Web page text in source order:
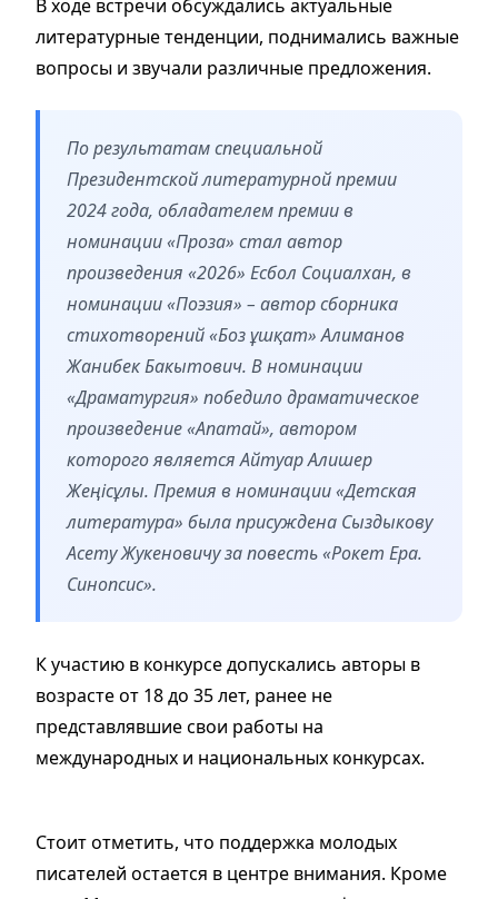
В ходе встречи обсуждались актуальные
литературные тенденции, поднимались важные
вопросы и звучали различные предложения.
По результатам специальной
Президентской литературной премии
2024 года, обладателем премии в
номинации «Проза» стал автор
произведения «2026» Есбол Социалхан, в
номинации «Поэзия» – автор сборника
стихотворений «Боз ұшқат» Алиманов
Жанибек Бакытович. В номинации
«Драматургия» победило драматическое
произведение «Апатай», автором
которого является Айтуар Алишер
Жеңісұлы. Премия в номинации «Детская
литература» была присуждена Сыздыкову
Асету Жукеновичу за повесть «Рокет Ера.
Синопсис».
К участию в конкурсе допускались авторы в
возрасте от 18 до 35 лет, ранее не
представлявшие свои работы на
международных и национальных конкурсах.
Стоит отметить, что поддержка молодых
писателей остается в центре внимания. Кроме